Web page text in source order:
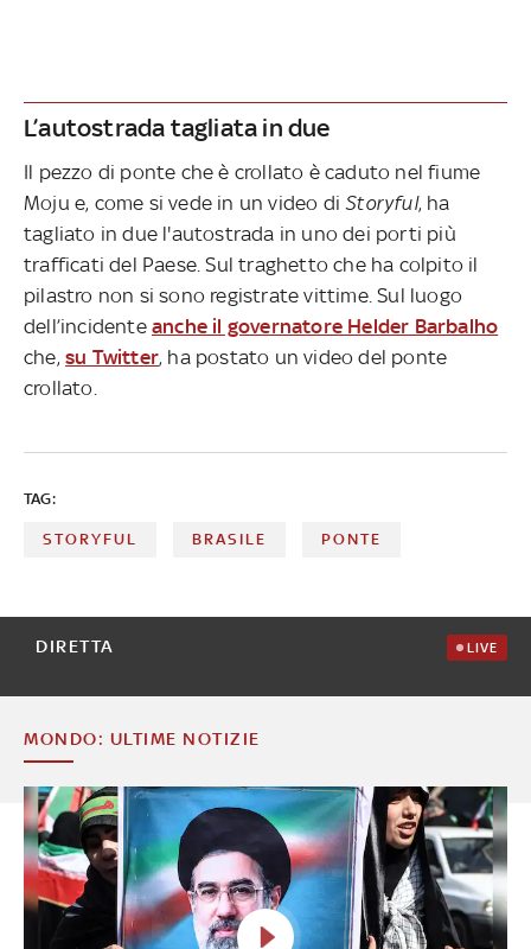
L’autostrada tagliata in due
Il pezzo di ponte che è crollato è caduto nel fiume
Moju e, come si vede in un video diStoryful, ha
tagliato in due l'autostrada in uno dei porti più
trafficati del Paese. Sul traghetto che ha colpito il
pilastro non si sono registrate vittime. Sul luogo
dell’incidente anche il governatore Helder Barbalho
che, su Twitter, ha postato un video del ponte
crollato.
TAG:
STORYFUL BRASILE PONTE
DIRETTA LIVE
MONDO: ULTIME NOTIZIE